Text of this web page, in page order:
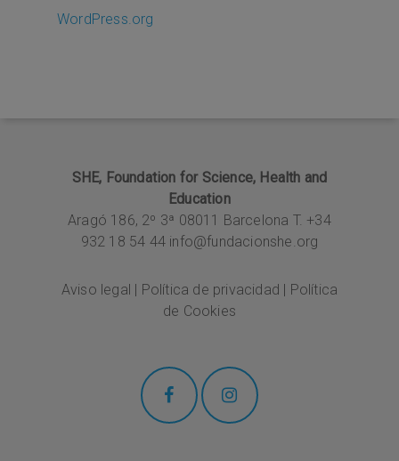
WordPress.org
SHE, Foundation for Science, Health and
Education
Aragó 186, 2º 3ª 08011 Barcelona T. +34
932 18 54 44 info@fundacionshe.org
Aviso legal | Política de privacidad | Política
de Cookies